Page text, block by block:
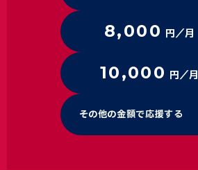
8,000 円／月
10,000 円／月
その他の金額で応援する